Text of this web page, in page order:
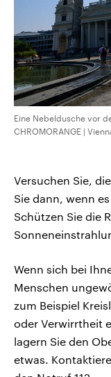
Eine Nebeldusche vor
CHROMORANGE |
Versuchen Sie,
Sie dann, wenn
Schützen Sie die
Wenn sich bei
Menschen
zum Beispiel
oder Verwirrtheit
lagern Sie den
etwas.